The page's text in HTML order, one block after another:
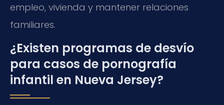
empleo, vivienda y mantener relaciones
familiares.
¿Existen programas de desvío
para casos de pornografía
infantil en Nueva Jersey?